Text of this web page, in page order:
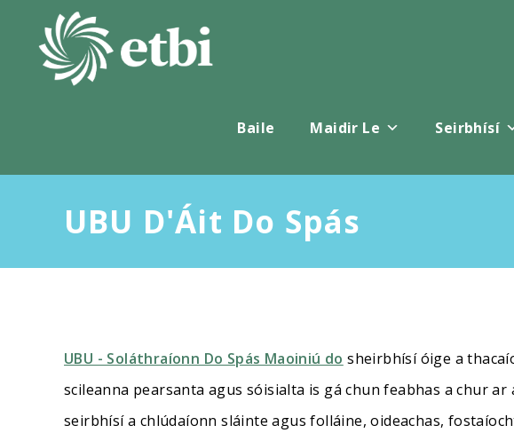
Baile Maidir Le Seirbhísí
UBU D'Áit Do Spás
UBU - Soláthraíonn Do Spás Maoiniú do sheirbhísí óige a
scileanna pearsanta agus sóisialta is gá chun feabhas a chur ar
seirbhísí a chlúdaíonn sláinte agus folláine, oideachas,